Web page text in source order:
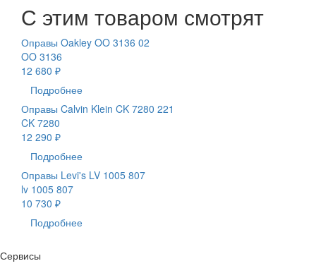
С этим товаром смотрят
Оправы Oakley OO 3136 02
OO 3136
12 680 ₽
Подробнее
Оправы Calvin Klein CK 7280 221
CK 7280
12 290 ₽
Подробнее
Оправы Levi's LV 1005 807
lv 1005 807
10 730 ₽
Подробнее
Сервисы